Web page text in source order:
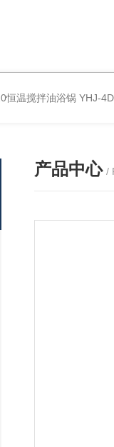
恒温搅拌油浴锅 YHJ-
产品中心 /